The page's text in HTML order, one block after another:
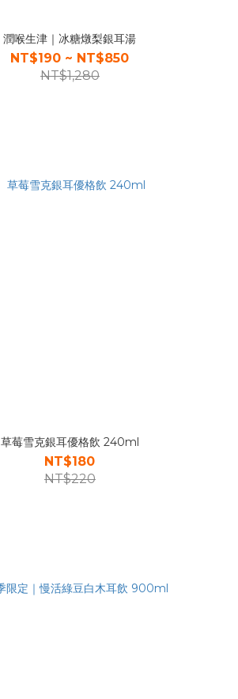
潤喉生津｜冰糖燉梨銀耳湯
NT$190 ~ NT$850
NT$1,280
草莓雪克銀耳優格飲 240ml
NT$180
NT$220